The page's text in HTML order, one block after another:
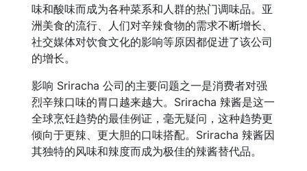
味和酸味而成为各种菜系和人群的热门调味品。亚
洲美食的流行、人们对辛辣食物的需求不断增长、
社交媒体对饮食文化的影响等原因都促进了该公司
的增长。
影响 Sriracha 公司的主要问题之一是消费者对强
烈辛辣口味的胃口越来越大。Sriracha 辣酱是这一
全球烹饪趋势的最佳例证，毫无疑问，这种趋势更
倾向于更辣、更大胆的口味搭配。Sriracha 辣酱因
其独特的风味和辣度而成为极佳的辣酱替代品。